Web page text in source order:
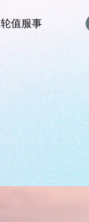
轮值服事